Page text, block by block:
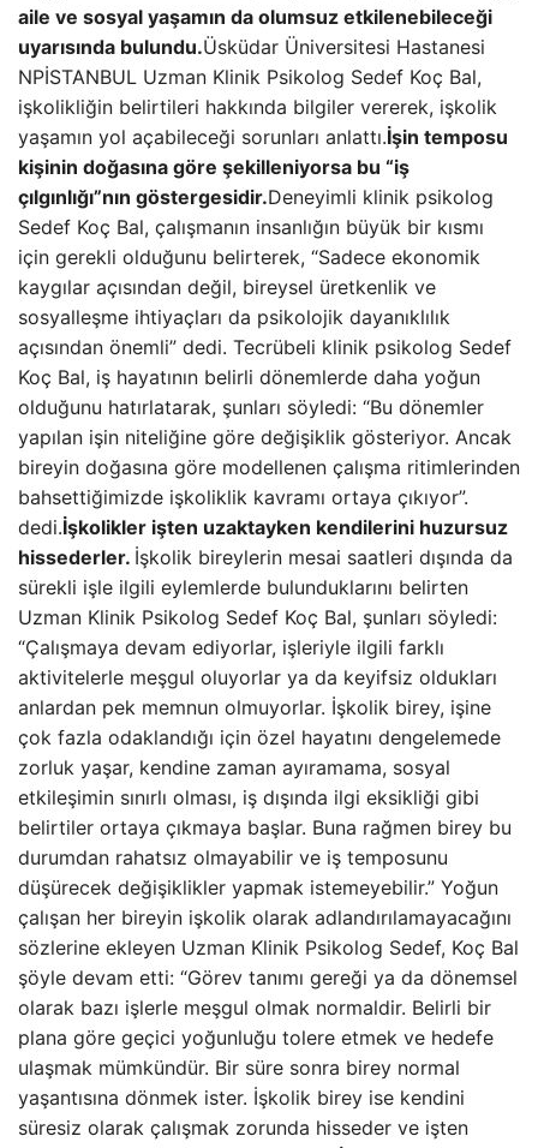
aile ve sosyal yaşamın da olumsuz etkilenebileceği
uyarısında bulundu.Üsküdar Üniversitesi Hastanesi
NPİSTANBUL Uzman Klinik Psikolog Sedef Koç Bal,
işkolikliğin belirtileri hakkında bilgiler vererek, işkolik
yaşamın yol açabileceği sorunları anlattı.İşin temposu
kişinin doğasına göre şekilleniyorsa bu “iş
çılgınlığı”nın göstergesidir.Deneyimli klinik psikolog
Sedef Koç Bal, çalışmanın insanlığın büyük bir kısmı
için gerekli olduğunu belirterek, “Sadece ekonomik
kaygılar açısından değil, bireysel üretkenlik ve
sosyalleşme ihtiyaçları da psikolojik dayanıklılık
açısından önemli” dedi. Tecrübeli klinik psikolog Sedef
Koç Bal, iş hayatının belirli dönemlerde daha yoğun
olduğunu hatırlatarak, şunları söyledi: “Bu dönemler
yapılan işin niteliğine göre değişiklik gösteriyor. Ancak
bireyin doğasına göre modellenen çalışma ritimlerinden
bahsettiğimizde işkoliklik kavramı ortaya çıkıyor”.
dedi.İşkolikler işten uzaktayken kendilerini huzursuz
hissederler. İşkolik bireylerin mesai saatleri dışında da
sürekli işle ilgili eylemlerde bulunduklarını belirten
Uzman Klinik Psikolog Sedef Koç Bal, şunları söyledi:
“Çalışmaya devam ediyorlar, işleriyle ilgili farklı
aktivitelerle meşgul oluyorlar ya da keyifsiz oldukları
anlardan pek memnun olmuyorlar. İşkolik birey, işine
çok fazla odaklandığı için özel hayatını dengelemede
zorluk yaşar, kendine zaman ayıramama, sosyal
etkileşimin sınırlı olması, iş dışında ilgi eksikliği gibi
belirtiler ortaya çıkmaya başlar. Buna rağmen birey bu
durumdan rahatsız olmayabilir ve iş temposunu
düşürecek değişiklikler yapmak istemeyebilir.” Yoğun
çalışan her bireyin işkolik olarak adlandırılamayacağını
sözlerine ekleyen Uzman Klinik Psikolog Sedef, Koç Bal
şöyle devam etti: “Görev tanımı gereği ya da dönemsel
olarak bazı işlerle meşgul olmak normaldir. Belirli bir
plana göre geçici yoğunluğu tolere etmek ve hedefe
ulaşmak mümkündür. Bir süre sonra birey normal
yaşantısına dönmek ister. İşkolik birey ise kendini
süresiz olarak çalışmak zorunda hisseder ve işten